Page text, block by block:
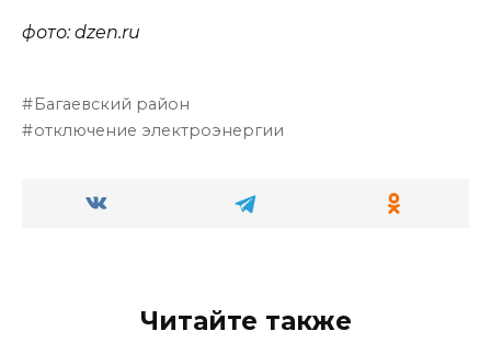
фото: dzen.ru
Багаевский район
отключение электроэнергии
Читайте также